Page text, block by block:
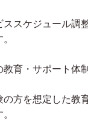
スケジュール調
育・サポート体
方を想定した教